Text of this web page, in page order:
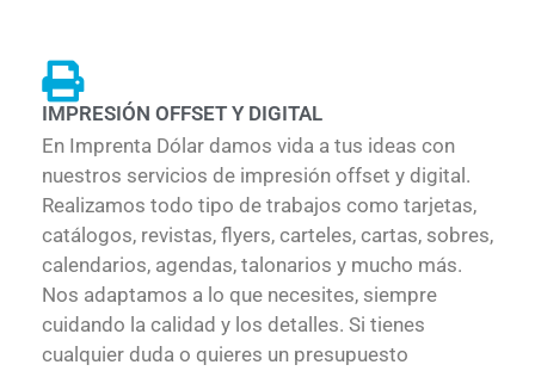
IMPRESIÓN OFFSET Y DIGITAL
En Imprenta Dólar damos vida a tus ideas con
nuestros servicios de impresión offset y digital.
Realizamos todo tipo de trabajos como tarjetas,
catálogos, revistas, flyers, carteles, cartas, sobres,
calendarios, agendas, talonarios y mucho más.
Nos adaptamos a lo que necesites, siempre
cuidando la calidad y los detalles. Si tienes
cualquier duda o quieres un presupuesto